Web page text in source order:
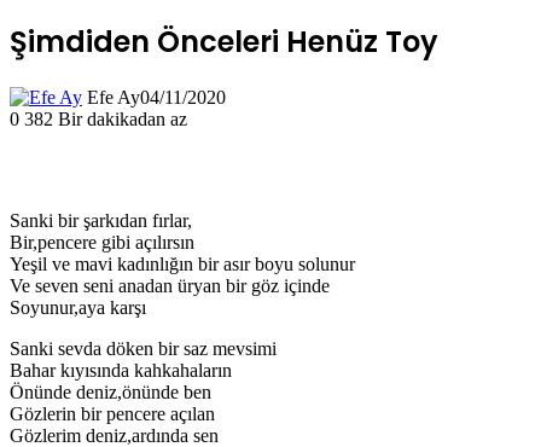
Şimdiden Önceleri Henüz Toy
Efe Ay04/11/2020
0 382 Bir dakikadan az
Sanki bir şarkıdan fırlar,
Bir,pencere gibi açılırsın
Yeşil ve mavi kadınlığın bir asır boyu solunur
Ve seven seni anadan üryan bir göz içinde
Soyunur,aya karşı
Sanki sevda döken bir saz mevsimi
Bahar kıyısında kahkahaların
Önünde deniz,önünde ben
Gözlerin bir pencere açılan
Gözlerim deniz,ardında sen